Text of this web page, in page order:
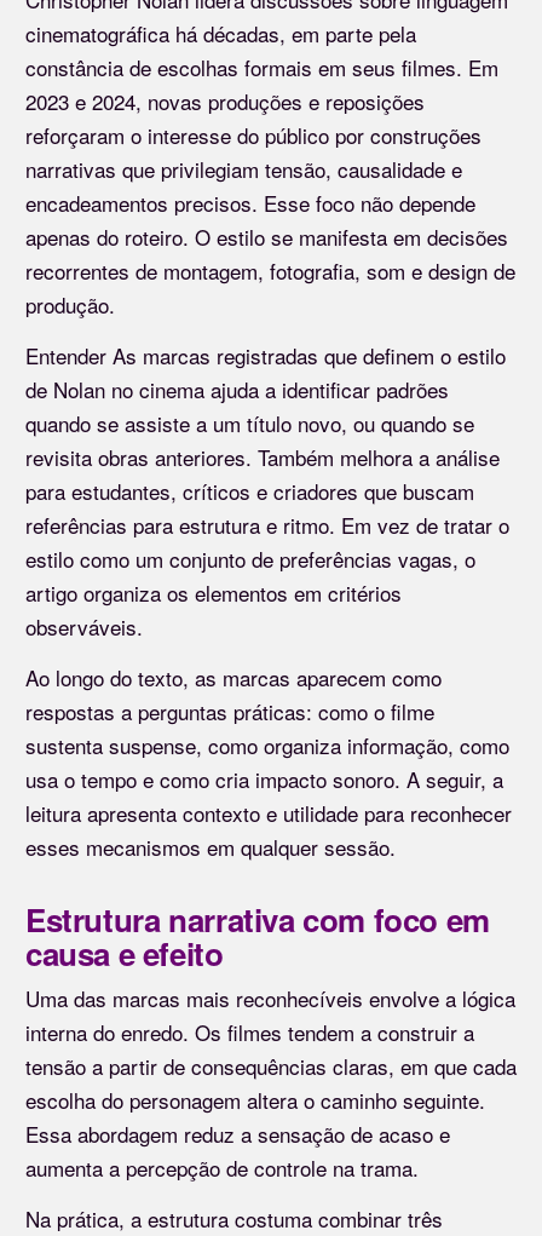
cinematográfica há décadas, em parte pela
constância de escolhas formais em seus filmes. Em
2023 e 2024, novas produções e reposições
reforçaram o interesse do público por construções
narrativas que privilegiam tensão, causalidade e
encadeamentos precisos. Esse foco não depende
apenas do roteiro. O estilo se manifesta em decisões
recorrentes de montagem, fotografia, som e design de
produção.
Entender As marcas registradas que definem o estilo
de Nolan no cinema ajuda a identificar padrões
quando se assiste a um título novo, ou quando se
revisita obras anteriores. Também melhora a análise
para estudantes, críticos e criadores que buscam
referências para estrutura e ritmo. Em vez de tratar o
estilo como um conjunto de preferências vagas, o
artigo organiza os elementos em critérios
observáveis.
Ao longo do texto, as marcas aparecem como
respostas a perguntas práticas: como o filme
sustenta suspense, como organiza informação, como
usa o tempo e como cria impacto sonoro. A seguir, a
leitura apresenta contexto e utilidade para reconhecer
esses mecanismos em qualquer sessão.
Estrutura narrativa com foco em
causa e efeito
Uma das marcas mais reconhecíveis envolve a lógica
interna do enredo. Os filmes tendem a construir a
tensão a partir de consequências claras, em que cada
escolha do personagem altera o caminho seguinte.
Essa abordagem reduz a sensação de acaso e
aumenta a percepção de controle na trama.
Na prática, a estrutura costuma combinar três